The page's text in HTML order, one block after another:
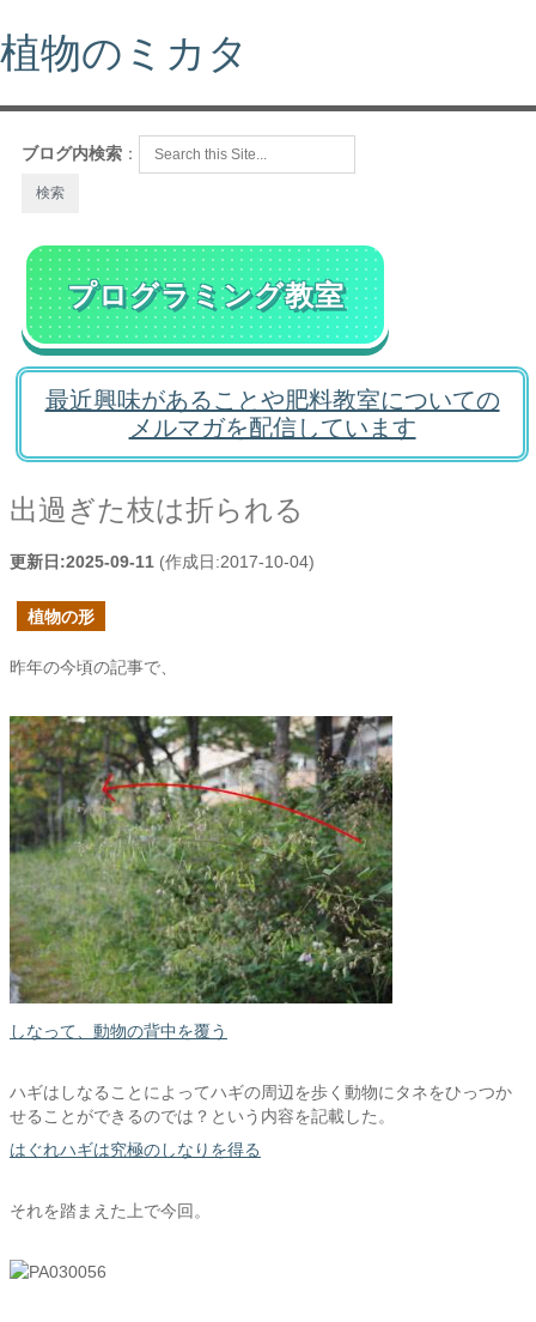
植物のミカタ
ブログ内検索 ：
プログラミング教室
最近興味があることや肥料教室についての
メルマガを配信しています
出過ぎた枝は折られる
更新日:2025-09-11 (作成日:2017-10-04)
植物の形
昨年の今頃の記事で、
しなって、動物の背中を覆う
ハギはしなることによってハギの周辺を歩く動物にタネをひっつか
せることができるのでは？という内容を記載した。
はぐれハギは究極のしなりを得る
それを踏まえた上で今回。